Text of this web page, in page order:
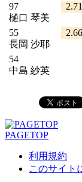
97
樋口 琴美
2.71
55
長岡 沙耶
2.66
54
中島 紗英
PAGETOP
利用規約
このサイト